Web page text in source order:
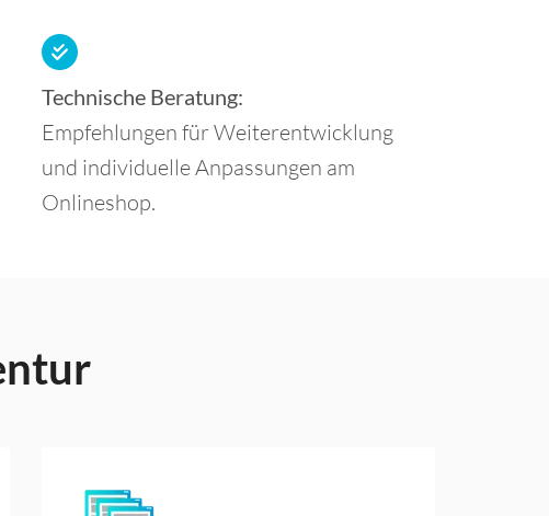
Technische Beratung:
Empfehlungen für Weiterentwicklung
und individuelle Anpassungen am
Onlineshop.